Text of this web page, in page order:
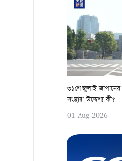
৩১শে জুলাই জাপানের
সংস্থার’ উদ্দেশ্য কী?
01-Aug-2026